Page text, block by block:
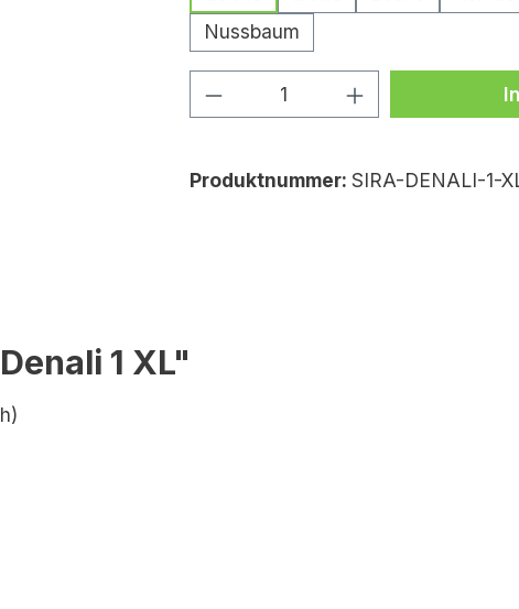
Nussbaum
Produkt Anzahl: Gib
Produktnummer: SIRA-DENALI-1-
1 XL"